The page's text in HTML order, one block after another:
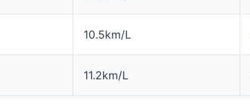
10.5km/L
11.2km/L